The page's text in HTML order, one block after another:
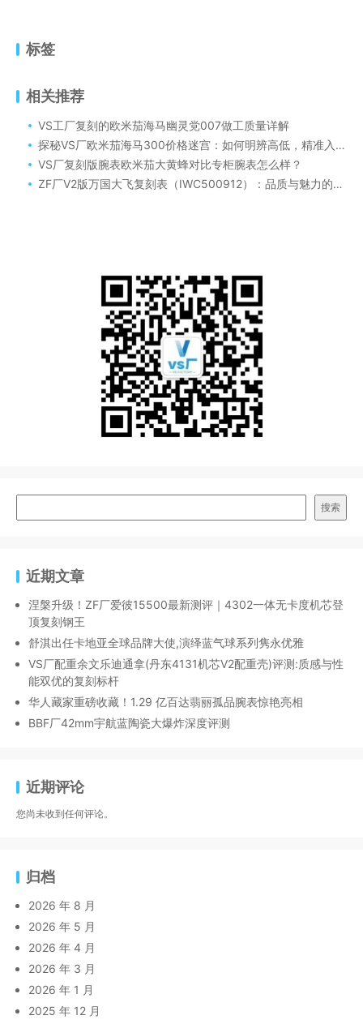
标签
相关推荐
VS工厂复刻的欧米茄海马幽灵党007做工质量详解
探秘VS厂欧米茄海马300价格迷宫：如何明辨高低，精准入手（VS厂欧米茄海马300价格一般多少）
VS厂复刻版腕表欧米茄大黄蜂对比专柜腕表怎么样？
ZF厂V2版万国大飞复刻表（IWC500912）：品质与魅力的完美组合
搜索
近期文章
涅槃升级！ZF厂爱彼15500最新测评｜4302一体无卡度机芯登
顶复刻钢王
舒淇出任卡地亚全球品牌大使,演绎蓝气球系列隽永优雅
VS厂配重余文乐迪通拿(丹东4131机芯V2配重壳)评测:质感与性
能双优的复刻标杆
华人藏家重磅收藏！1.29 亿百达翡丽孤品腕表惊艳亮相
BBF厂42mm宇航蓝陶瓷大爆炸深度评测
近期评论
您尚未收到任何评论。
归档
2026 年 8 月
2026 年 5 月
2026 年 4 月
2026 年 3 月
2026 年 1 月
2025 年 12 月